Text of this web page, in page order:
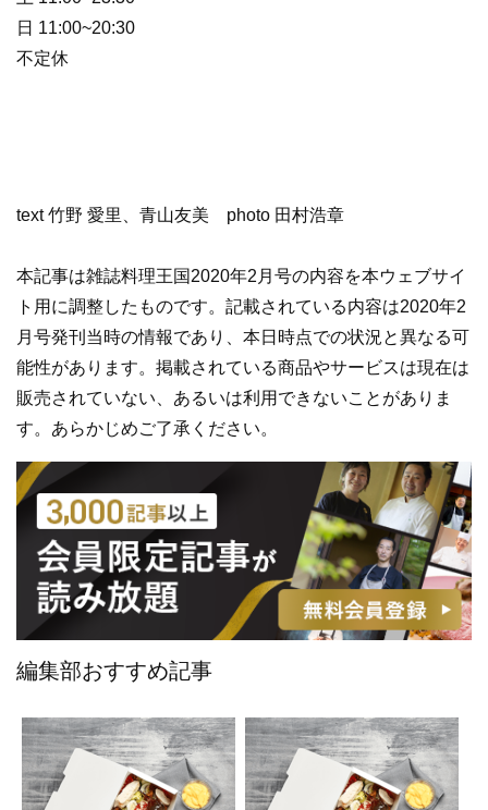
日 11:00~20:30
不定休
text 竹野 愛里、青山友美 photo 田村浩章
本記事は雑誌料理王国2020年2月号の内容を本ウェブサイ
ト用に調整したものです。記載されている内容は2020年2
月号発刊当時の情報であり、本日時点での状況と異なる可
能性があります。掲載されている商品やサービスは現在は
販売されていない、あるいは利用できないことがありま
す。あらかじめご了承ください。
編集部おすすめ記事